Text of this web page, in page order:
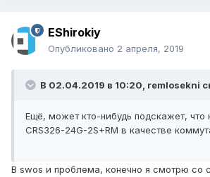
EShirokiy
Опубликовано 2 апреля, 2019
В 02.04.2019 в 10:20, remlosekni
Ещё, может кто-нибудь подскажет, что
CRS326-24G-2S+RM в качестве
В swos и проблема, конечно я смотрю со